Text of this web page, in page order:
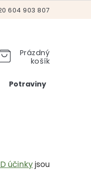
604 903 807
Prázdný
košík
Potraviny
účinkyjsou